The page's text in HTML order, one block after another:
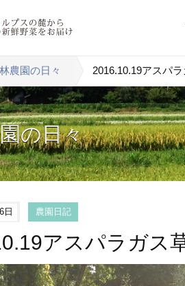
農園の日々 2016.10.19アスパ
の日々
日 農園日記
アスパラガス